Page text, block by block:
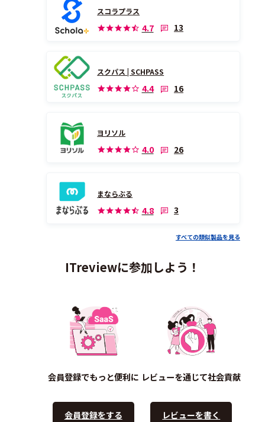
スコラプラス
4.7 13
スクパス | SCHPASS
4.4 16
ヨリソル
4.0 26
まならぶる
4.8 3
すべての類似製品を見る
ITreviewに参加しよう！
会員登録でもっと便利に
会員登録をする
レビューを通じて社会貢献
レビューを書く